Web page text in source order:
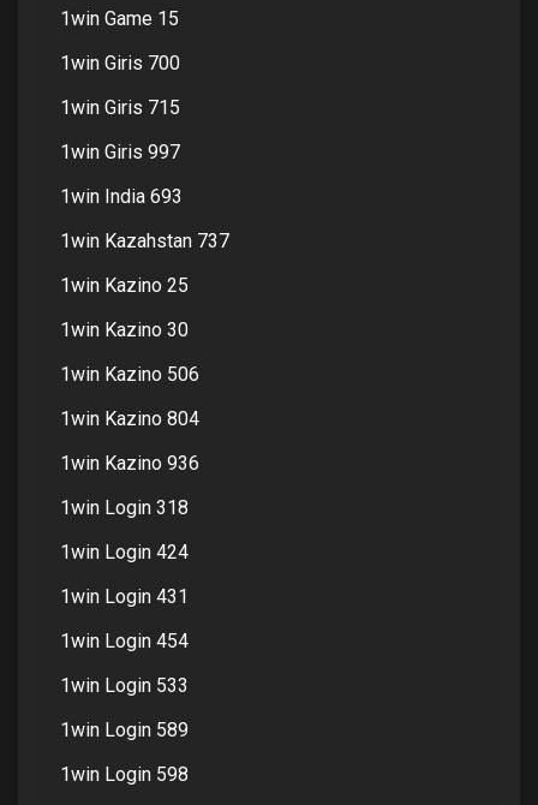
1win Game 15
1win Giris 700
1win Giris 715
1win Giris 997
1win India 693
1win Kazahstan 737
1win Kazino 25
1win Kazino 30
1win Kazino 506
1win Kazino 804
1win Kazino 936
1win Login 318
1win Login 424
1win Login 431
1win Login 454
1win Login 533
1win Login 589
1win Login 598